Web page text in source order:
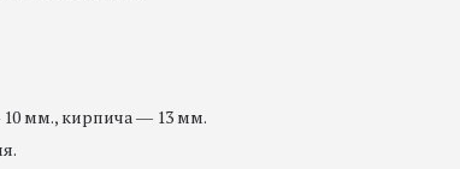
мм., кирпича ― 13 мм.